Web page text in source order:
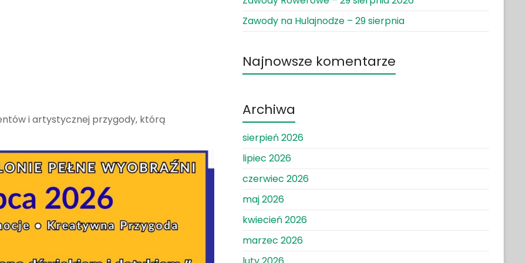
i artystycznej przygody, którą
Zawody na Hulajnodze – 29 sierpnia
Najnowsze komentarze
Archiwa
sierpień 2026
lipiec 2026
czerwiec 2026
maj 2026
kwiecień 2026
marzec 2026